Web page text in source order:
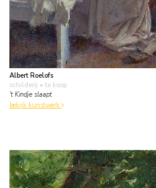
Albert Roelofs
schilderij • te koop
't Kindje slaapt
bekijk kunstwerk